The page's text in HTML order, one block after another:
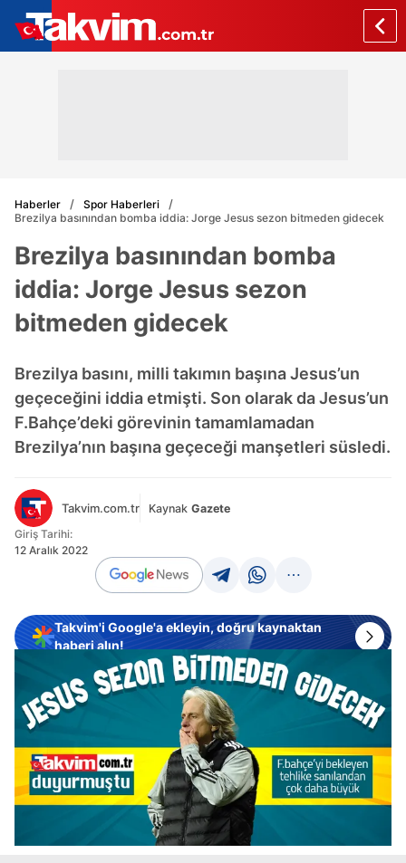
Haberler
Spor Haberleri
Brezilya basınından bomba iddia: Jorge Jesus sezon bitmeden gidecek
Brezilya basınından bomba
iddia: Jorge Jesus sezon
bitmeden gidecek
Brezilya basını, milli takımın başına Jesus’un
geçeceğini iddia etmişti. Son olarak da Jesus’un
F.Bahçe’deki görevinin tamamlamadan
Brezilya’nın başına geçeceği manşetleri süsledi.
Takvim.com.tr Kaynak Gazete
Giriş Tarihi:
12 Aralık 2022
Takvim'i Google'a ekleyin, doğru kaynaktan
haberi alın!